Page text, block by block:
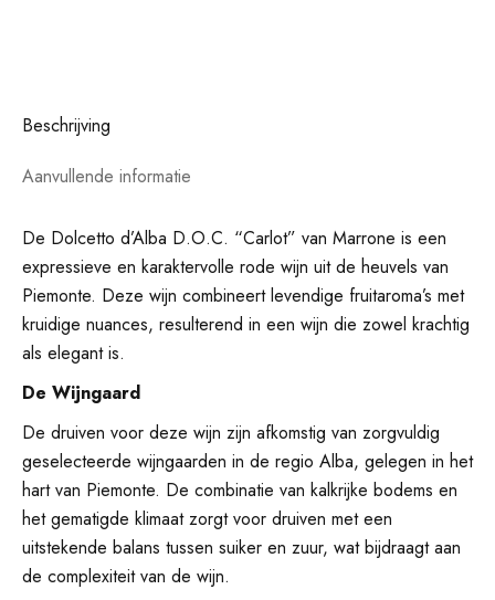
Beschrijving
Aanvullende informatie
De Dolcetto d’Alba D.O.C. “Carlot” van Marrone is een
expressieve en karaktervolle rode wijn uit de heuvels van
Piemonte. Deze wijn combineert levendige fruitaroma’s met
kruidige nuances, resulterend in een wijn die zowel krachtig
als elegant is.
De Wijngaard
De druiven voor deze wijn zijn afkomstig van zorgvuldig
geselecteerde wijngaarden in de regio Alba, gelegen in het
hart van Piemonte. De combinatie van kalkrijke bodems en
het gematigde klimaat zorgt voor druiven met een
uitstekende balans tussen suiker en zuur, wat bijdraagt aan
de complexiteit van de wijn.